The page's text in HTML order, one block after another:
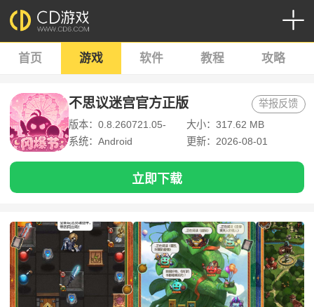
首页 游戏 软件 教程 攻略
不思议迷宫官方正版
版本：0.8.260721.05-
0.0.483
大小：317.62 MB
系统：Android
更新：2026-08-01
举报反馈
立即下载